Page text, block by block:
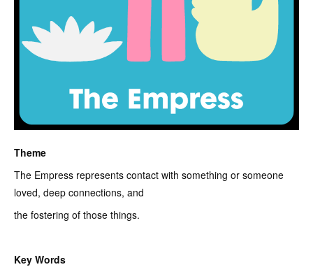
Theme
The Empress represents contact with something or someone
loved, deep connections, and
the fostering of those things.
Key Words